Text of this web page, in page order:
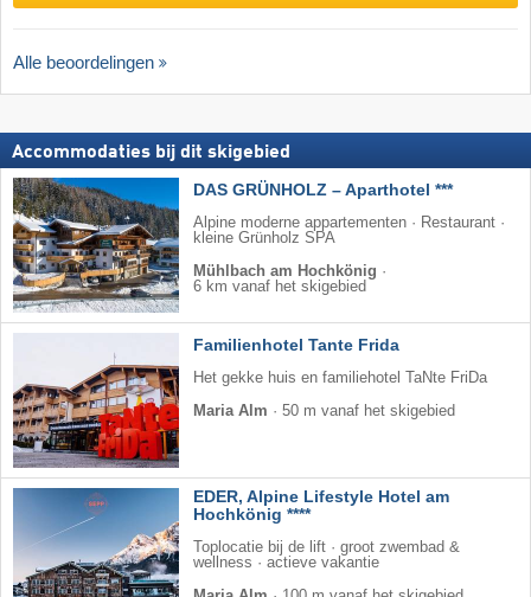
Alle beoordelingen
Accommodaties bij dit skigebied
DAS GRÜNHOLZ – Aparthotel ***
Alpine moderne appartementen · Restaurant ·
kleine Grünholz SPA
Mühlbach am Hochkönig ·
6 km vanaf het skigebied
Familienhotel Tante Frida
Het gekke huis en familiehotel TaNte FriDa
Maria Alm · 50 m vanaf het skigebied
EDER, Alpine Lifestyle Hotel am
Hochkönig ****
Toplocatie bij de lift · groot zwembad &
wellness · actieve vakantie